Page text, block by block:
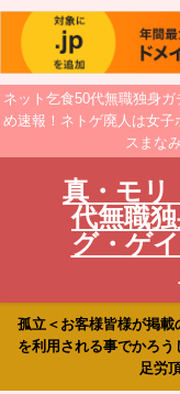
ネット乞食50代無職独身
め速報！ネトゲ廃人は女
スまな
真・モリ
代無職
グ・ゲ
孤立＜お客様皆様が掲載
を利用される事でかろ
足労